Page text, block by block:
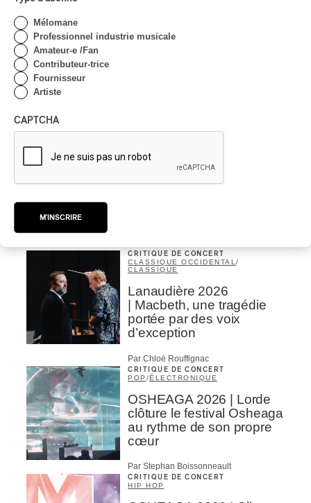
AUTOCHTONE
TRAD QUÉBÉCOIS
CLASSIQUE
CRITIQUE DE CONCERT
CLASSIQUE OCCIDENTAL /
CLASSIQUE
Lanaudière 2026
| Macbeth, une tragédie
portée par des voix
d’exception
Par Chloé Rouffignac
CRITIQUE DE CONCERT
POP /ÉLECTRONIQUE
OSHEAGA 2026 | Lorde
clôture le festival Osheaga
au rythme de son propre
cœur
Par Stephan Boissonneault
CRITIQUE DE CONCERT
HIP HOP
Mélomane
Professionnel industrie musicale
Amateur-e /Fan
Contributeur-trice
Fournisseur
Artiste
CAPTCHA
M'INSCRIRE